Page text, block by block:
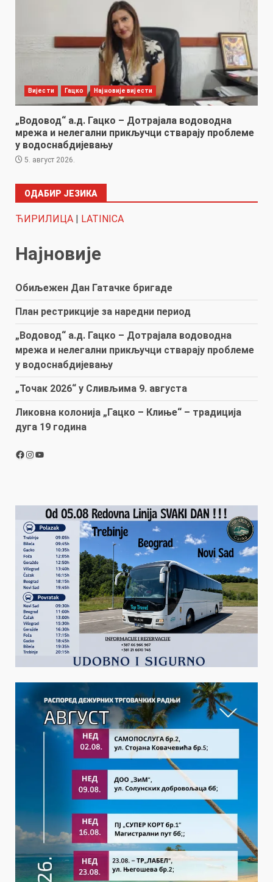
Вијести Гацко Најновије вијести
„Водовод“ а.д. Гацко – Дотрајала водоводна
мрежа и нелегални прикључци стварају проблеме
у водоснабдијевању
5. август 2026.
ОДАБИР ЈЕЗИКА
ЋИРИЛИЦА | LATINICA
Најновије
Обиљежен Дан Гатачке бригаде
План рестрикције за наредни период
„Водовод“ а.д. Гацко – Дотрајала водоводна
мрежа и нелегални прикључци стварају проблеме
у водоснабдијевању
„Точак 2026“ у Сливљима 9. августа
Ликовна колонија „Гацко – Клиње“ – традиција
дуга 19 година
Facebook
Instagram
YouTube